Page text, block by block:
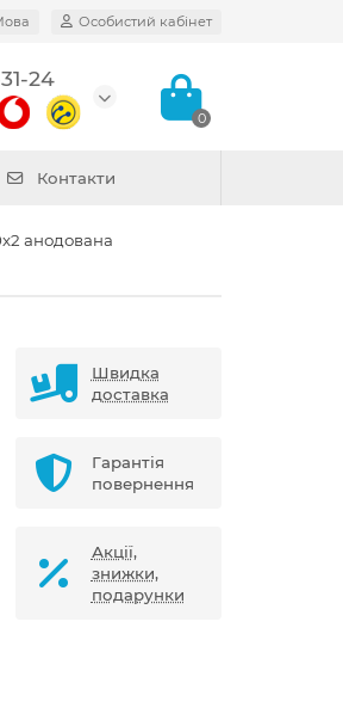
Особистий кабінет
24
0
Контакти
анодована
Швидка
доставка
Гарантія
повернення
Акції,
знижки,
подарунки